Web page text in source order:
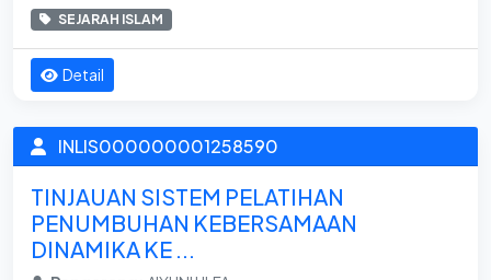
SEJARAH ISLAM
Detail
INLIS000000001258590
TINJAUAN SISTEM PELATIHAN
PENUMBUHAN KEBERSAMAAN
DINAMIKA KE ...